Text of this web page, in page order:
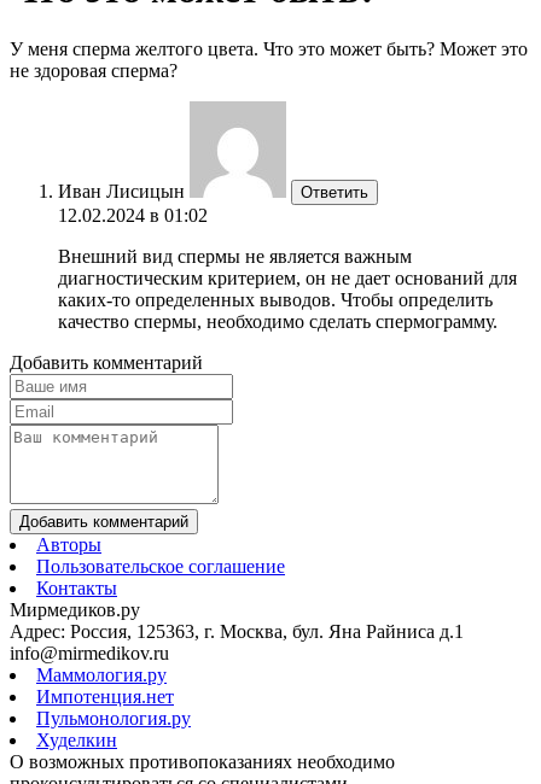
У меня сперма желтого цвета. Что это может быть? Может это
не здоровая сперма?
Иван Лисицын Ответить
12.02.2024 в 01:02
Внешний вид спермы не является важным
диагностическим критерием, он не дает оснований для
каких-то определенных выводов. Чтобы определить
качество спермы, необходимо сделать спермограмму.
Добавить комментарий
Добавить комментарий
Авторы
Пользовательское соглашение
Контакты
Мирмедиков.ру
Адрес: Россия, 125363, г. Москва, бул. Яна Райниса д.1
info@mirmedikov.ru
Маммология.ру
Импотенция.нет
Пульмонология.ру
Худелкин
О возможных противопоказаниях необходимо